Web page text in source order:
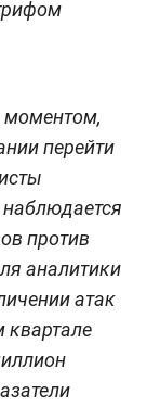
моментом,
перейти
против
аналитики
атак
квартале